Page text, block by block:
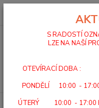
Úvod DOMÁCÍ A ÚSTAVNÍ
S RADOSTÍ
LZE NA NAŠÍ
OTEVÍRACÍ
PONDĚLÍ 10:00 -
ÚTERÝ 10:00 -